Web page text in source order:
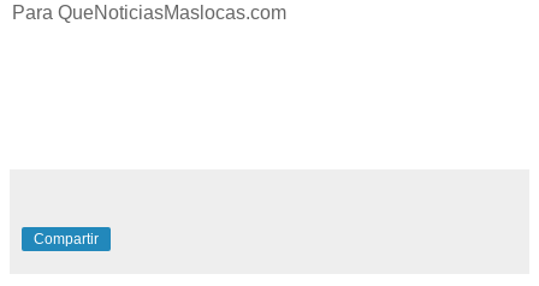
Para QueNoticiasMaslocas.com
Compartir